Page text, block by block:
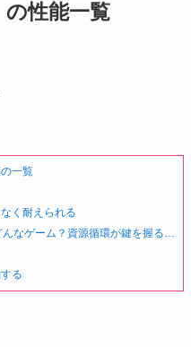
の性能一覧
一覧
く耐えられる
んなゲーム？資源循環が鍵を握るソ
る